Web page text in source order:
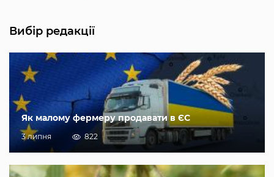
Вибір редакції
Як малому фермеру продавати в ЄС
3 липня 822